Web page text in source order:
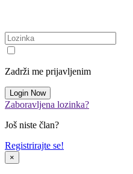
Zadrži me prijavljenim
Zaboravljena lozinka?
Još niste član?
Registrirajte se!
×